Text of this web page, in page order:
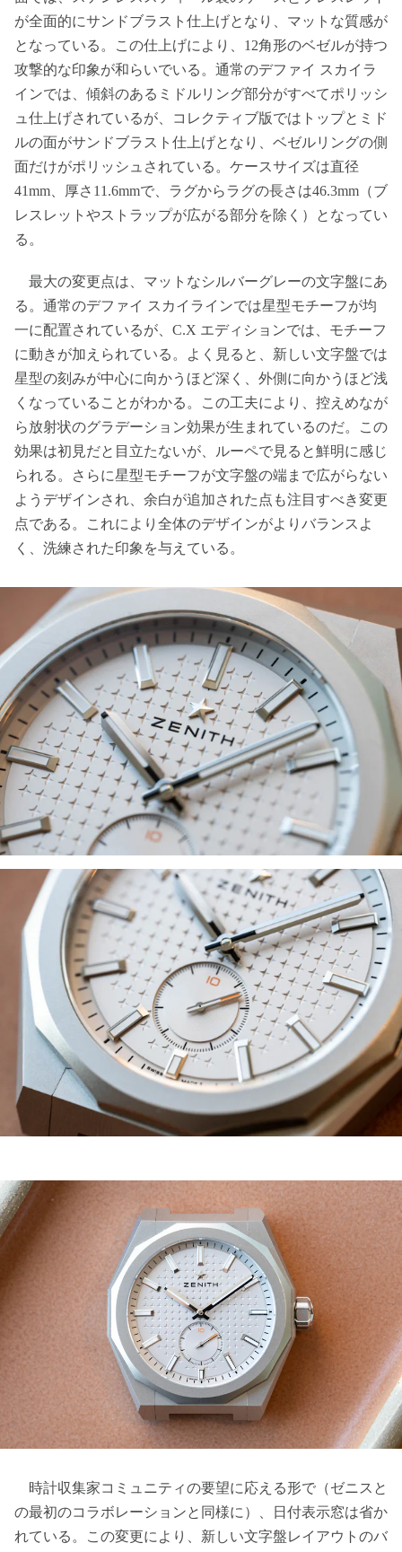
が全面的にサンドブラスト仕上げとなり、マットな質感が
となっている。この仕上げにより、12角形のベゼルが持つ
攻撃的な印象が和らいでいる。通常のデファイ スカイラ
インでは、傾斜のあるミドルリング部分がすべてポリッシ
ュ仕上げされているが、コレクティブ版ではトップとミド
ルの面がサンドブラスト仕上げとなり、ベゼルリングの側
面だけがポリッシュされている。ケースサイズは直径
41mm、厚さ11.6mmで、ラグからラグの長さは46.3mm（ブ
レスレットやストラップが広がる部分を除く）となってい
る。
最大の変更点は、マットなシルバーグレーの文字盤にあ
る。通常のデファイ スカイラインでは星型モチーフが均
一に配置されているが、C.X エディションでは、モチーフ
に動きが加えられている。よく見ると、新しい文字盤では
星型の刻みが中心に向かうほど深く、外側に向かうほど浅
くなっていることがわかる。この工夫により、控えめなが
ら放射状のグラデーション効果が生まれているのだ。この
効果は初見だと目立たないが、ルーペで見ると鮮明に感じ
られる。さらに星型モチーフが文字盤の端まで広がらない
ようデザインされ、余白が追加された点も注目すべき変更
点である。これにより全体のデザインがよりバランスよ
く、洗練された印象を与えている。
時計収集家コミュニティの要望に応える形で（ゼニスと
の最初のコラボレーションと同様に）、日付表示窓は省か
れている。この変更により、新しい文字盤レイアウトのバ